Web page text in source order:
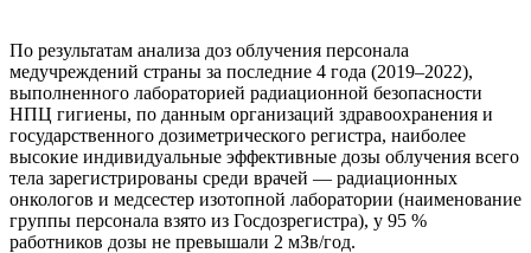
По результатам анализа доз облучения персонала
медучреждений страны за последние 4 года (2019–2022),
выполненного лабораторией радиационной безопасности
НПЦ гигиены, по данным организаций здравоохранения и
государственного дозиметрического регистра, наиболее
высокие индивидуальные эффективные дозы облучения всего
тела зарегистрированы среди врачей — радиационных
онкологов и медсестер изотопной лаборатории (наименование
группы персонала взято из Госдозрегистра), у 95 %
работников дозы не превышали 2 мЗв/год.